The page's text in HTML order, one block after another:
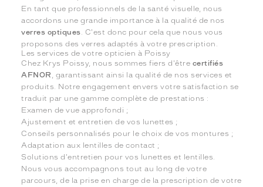
En tant que professionnels de la santé visuelle, nous
accordons une grande importance à la qualité de nos
verres optiques . C'est donc pour cela que nous vous
proposons des verres adaptés à votre prescription.
Les services de votre opticien à Poissy
Chez Krys Poissy, nous sommes fiers d'être certifiés
AFNOR
, garantissant ainsi la qualité de nos services et
produits. Notre engagement envers votre satisfaction se
traduit par une gamme complète de prestations :
Examen de vue approfondi ;
Ajustement et entretien de vos lunettes ;
Conseils personnalisés pour le choix de vos montures ;
Adaptation aux lentilles de contact ;
Solutions d'entretien pour vos lunettes et lentilles.
Nous vous accompagnons tout au long de votre
parcours, de la prise en charge de la prescription de votre